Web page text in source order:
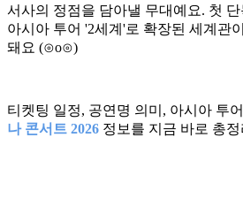
서사의 정점을 담아낼 무대예요. 첫
아시아 투어 '2세계'로 확장된 세계관
돼요 (⊙o⊙)
티켓팅 일정, 공연명 의미, 아시아 투
나 콘서트 2026 정보를 지금 바로 총